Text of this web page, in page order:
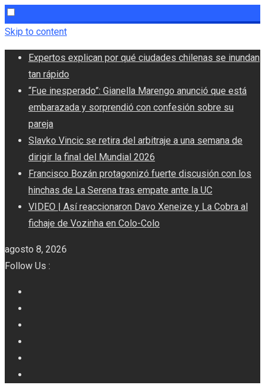
Skip to content
Expertos explican por qué ciudades chilenas se inundan
tan rápido
“Fue inesperado”: Gianella Marengo anunció que está
embarazada y sorprendió con confesión sobre su
pareja
Slavko Vincic se retira del arbitraje a una semana de
dirigir la final del Mundial 2026
Francisco Bozán protagonizó fuerte discusión con los
hinchas de La Serena tras empate ante la UC
VIDEO | Así reaccionaron Davo Xeneize y La Cobra al
fichaje de Vozinha en Colo-Colo
agosto 8, 2026
Follow Us :